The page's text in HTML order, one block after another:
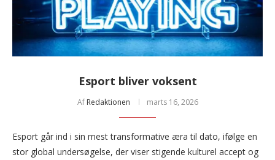
Esport bliver voksent
Af Redaktionen marts 16, 2026
Esport går ind i sin mest transformative æra til dato, ifølge en
stor global undersøgelse, der viser stigende kulturel accept og